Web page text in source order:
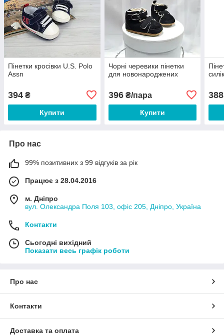
Пінетки кросівки U.S. Polo
Assn
394 ₴
Купити
Чорні черевики пінетки
для новонароджених
396₴/пара
Купити
388
Про нас
99% позитивних з 99 відгуків за рік
Працює з 28.04.2016
м. Дніпро
вул. Олександра Поля 103, офіс 205, Дніпро, Україна
Контакти
Сьогодні вихідний
Показати весь графік роботи
Про нас
Контакти
Доставка та оплата